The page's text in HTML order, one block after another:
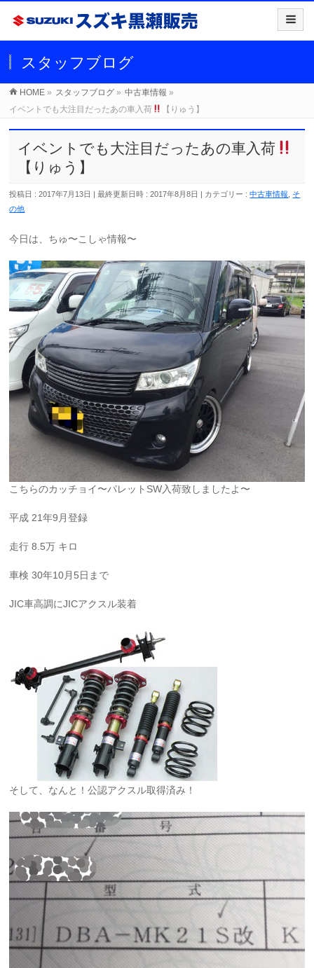
スタッフブログ
HOME » スタッフブログ » 中古車情報 »
イベントでも大注目だったあの車入荷
【りゅう】
イベントでも大注目だったあの車入荷
【りゅう】
投稿日 : 2017年7月13日 最終更新日時 : 2017年8月8日 カテゴリー :中古車情報
そ
の他
今日は、ちゅ〜こしゃ情報〜
こちらのカッチョイ〜パレットSW入荷致しましたよ〜
平成 21年9月登録
走行 8.5万 キロ
車検 30年10月5日まで
JIC車高調にJICアクスル装着
そして、なんと！公認アクスル取得済み！